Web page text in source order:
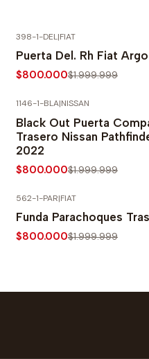
398-1-DEL|FIAT
Puerta Del. Rh Fiat Argo
$800.000$1.999.999
1146-1-BLA|NISSAN
Black Out Puerta
Trasero Nissan
2022
$800.000$1.999.999
562-1-PAR|FIAT
Funda Parachoques
$800.000$1.999.999